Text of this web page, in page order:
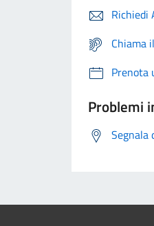
Richiedi
Chiama
Prenota
Problemi
Segnala